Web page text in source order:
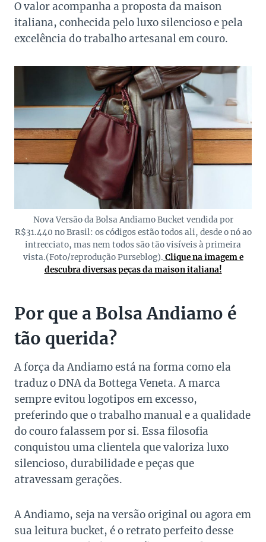
O valor acompanha a proposta da maison
italiana, conhecida pelo luxo silencioso e pela
excelência do trabalho artesanal em couro.
Nova Versão da Bolsa Andiamo Bucket vendida por
R$31.440 no Brasil: os códigos estão todos ali, desde o nó ao
intrecciato, mas nem todos são tão visíveis à primeira
vista.(Foto/reprodução Purseblog). Clique na imagem e
descubra diversas peças da maison italiana!
Por que a Bolsa Andiamo é
tão querida?
A força da Andiamo está na forma como ela
traduz o DNA da Bottega Veneta. A marca
sempre evitou logotipos em excesso,
preferindo que o trabalho manual e a qualidade
do couro falassem por si. Essa filosofia
conquistou uma clientela que valoriza luxo
silencioso, durabilidade e peças que
atravessam gerações.
A Andiamo, seja na versão original ou agora em
sua leitura bucket, é o retrato perfeito desse